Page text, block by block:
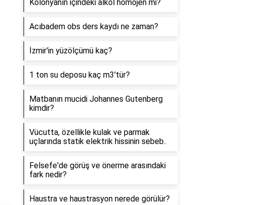
Kolonyanın içindeki alkol homojen mi?
Acıbadem obs ders kaydı ne zaman?
İzmir'in yüzölçümü kaç?
1 ton su deposu kaç m3'tür?
Matbanın mucidi Johannes Gutenberg
kimdir?
Vücutta, özellikle kulak ve parmak
uçlarında statik elektrik hissinin sebeb..
Felsefe'de görüş ve önerme arasındaki
fark nedir?
Haustra ve haustrasyon nerede görülür?